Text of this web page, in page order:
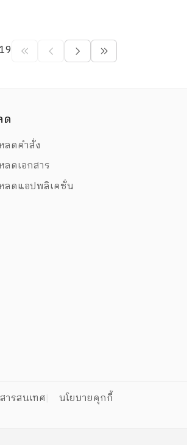
ด
ลดคำสั่ง
ลดเอกสาร
ลดแอปพลิเคชั่น
ารสนเทศ
นโยบายคุกกี้